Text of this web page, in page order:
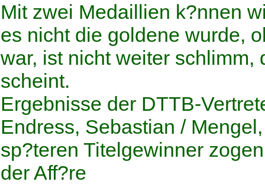
Mit zwei Medaillien k?nnen
es nicht die goldene wurde,
war, ist nicht weiter
scheint.
Ergebnisse der DTTB-
Endress, Sebastian /
sp?teren Titelgewinner
der Aff?re